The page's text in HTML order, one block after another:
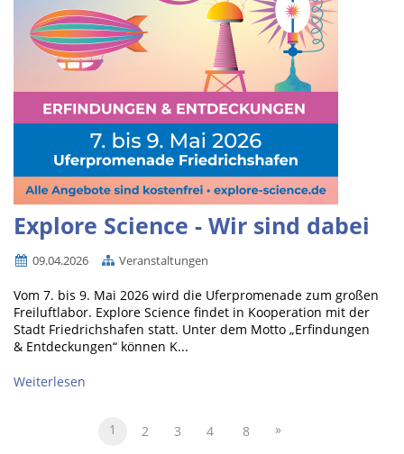
Explore Science - Wir sind dabei
09.04.2026 Veranstaltungen
Vom 7. bis 9. Mai 2026 wird die Uferpromenade zum großen
Freiluftlabor. Explore Science findet in Kooperation mit der
Stadt Friedrichshafen statt. Unter dem Motto „Erfindungen
& Entdeckungen“ können K...
Weiterlesen
1 2 3 4 8 »